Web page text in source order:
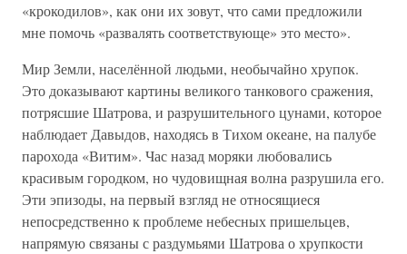
«крокодилов», как они их зовут, что сами предложили
мне помочь «развалять соответствующе» это место».
Мир Земли, населённой людьми, необычайно хрупок.
Это доказывают картины великого танкового сражения,
потрясшие Шатрова, и разрушительного цунами, которое
наблюдает Давыдов, находясь в Тихом океане, на палубе
парохода «Витим». Час назад моряки любовались
красивым городком, но чудовищная волна разрушила его.
Эти эпизоды, на первый взгляд не относящиеся
непосредственно к проблеме небесных пришельцев,
напрямую связаны с раздумьями Шатрова о хрупкости